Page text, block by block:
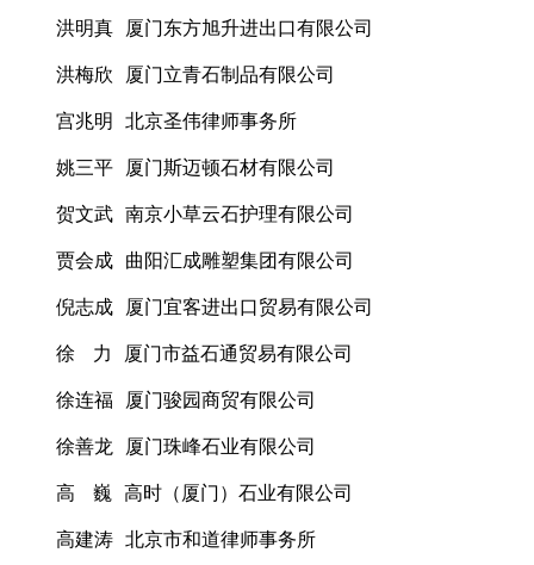
洪明真 厦门东方旭升进出口有限公司
洪梅欣 厦门立青石制品有限公司
宫兆明 北京圣伟律师事务所
姚三平 厦门斯迈顿石材有限公司
贺文武 南京小草云石护理有限公司
贾会成 曲阳汇成雕塑集团有限公司
倪志成 厦门宜客进出口贸易有限公司
徐 力 厦门市益石通贸易有限公司
徐连福 厦门骏园商贸有限公司
徐善龙 厦门珠峰石业有限公司
高 巍 高时（厦门）石业有限公司
高建涛 北京市和道律师事务所